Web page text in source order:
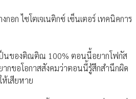
ก ไซโตเจเนติกซ์ เซ็นเตอร์ เทคนิคการ
เป็นของติณติณ 100% ตอนนี้อยากโฟกัส
ากขอโอกาสสังคมว่าตอนนี้รู้สึกสํานึกผิด
เสียหาย